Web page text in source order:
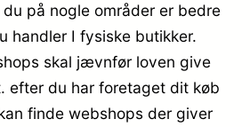
på nogle områder er bedre
handler I fysiske butikker.
skal jævnfør loven give
efter du har foretaget dit køb
finde webshops der giver